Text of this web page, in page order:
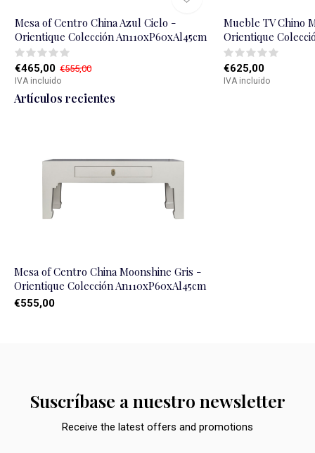
Mesa of Centro China Azul Cielo -
Orientique Colección An110xP60xAl45cm
€465,00 €555,00
IVA incluido
Mueble TV Chino
Orientique
€625,00
IVA incluido
Artículos recientes
Mesa of Centro China Moonshine Gris -
Orientique Colección An110xP60xAl45cm
€555,00
Suscríbase a nuestro newsletter
Receive the latest offers and promotions